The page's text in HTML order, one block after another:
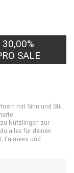
30,00%
SALE
mit Sinn und Stil.
Nützlingen zur
alles für deinen
Fairness und